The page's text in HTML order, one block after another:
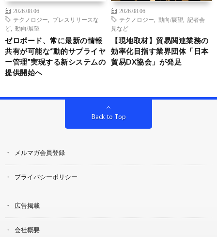
2026.08.06
テクノロジー
プレスリリースな
ど
動向/展望
ゼロボード、常に最新の情報
共有が可能な“動的サプライヤ
ー管理”実現する新システムの
提供開始へ
2026.08.06
テクノロジー
動向/展望
記者会
見など
【現地取材】貿易関連業務の
効率化目指す業界団体「日本
貿易DX協会」が発足
Back to Top
メルマガ会員登録
プライバシーポリシー
広告掲載
会社概要